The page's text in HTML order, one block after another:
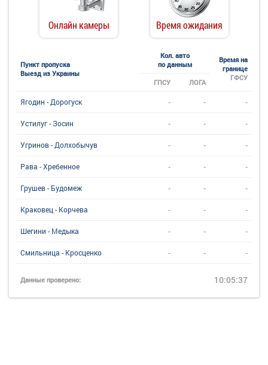
Онлайн камеры Время ожидания
Пункт пропуска
Выезд из Украины
Кол. авто
по данным
Время на
границе
ГФСУ
ГПСУ ЛОГА
Ягодин - Дорогуск - - -
Устилуг - Зосин - - -
Угринов - Долхобычув - - -
Рава - Хребенное - - -
Грушев - Будомеж - - -
Краковец - Корчева - - -
Шегини - Медыка - - -
Смильница - Кросценко - - -
Данные проверено: 10:05:37